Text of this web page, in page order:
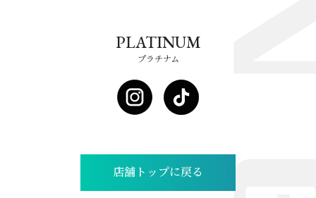
PLATINUM
プラチナム
店舗トップに戻る